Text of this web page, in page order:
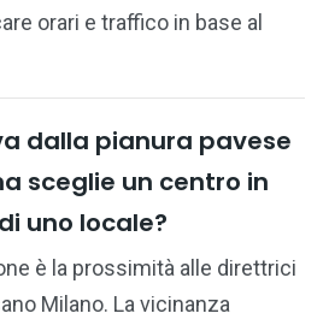
orari e traffico in base al
dalla pianura pavese
sceglie un centro in
uno locale?
è la prossimità alle direttrici
Milano. La vicinanza